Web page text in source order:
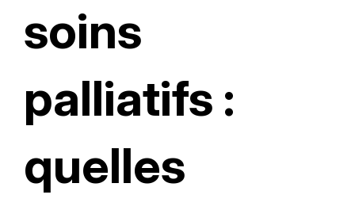
soins
palliatifs :
quelles